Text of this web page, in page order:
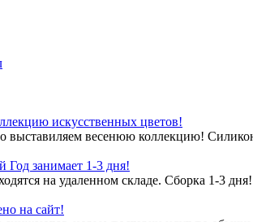
искусственных цветов!
выставиляем весенюю коллекцию!
Год занимает 1-3 дня!
на удаленном складе. Сборка 1-3
на сайт!